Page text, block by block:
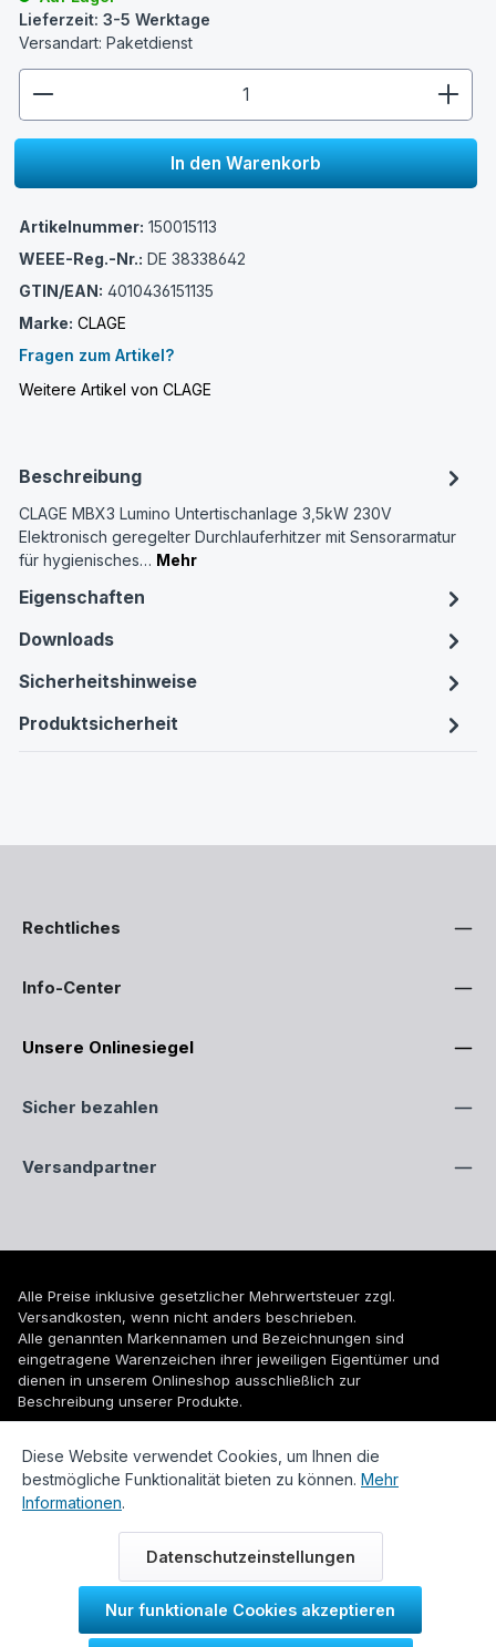
Lieferzeit: 3-5 Werktage
Versandart: Paketdienst
In den Warenkorb
Artikelnummer: 150015113
WEEE-Reg.-Nr.: DE 38338642
GTIN/EAN: 4010436151135
Marke: CLAGE
Fragen zum Artikel?
Weitere Artikel von CLAGE
Beschreibung
CLAGE MBX3 Lumino Untertischanlage 3,5kW 230V
Elektronisch geregelter Durchlauf­erhitzer mit Sensorarmatur
für hygienisches… Mehr
Eigenschaften
Downloads
Sicherheitshinweise
Produktsicherheit
Rechtliches
Info-Center
Unsere Onlinesiegel
Sicher bezahlen
Versandpartner
Alle Preise inklusive gesetzlicher Mehrwertsteuer zzgl.
Versandkosten, wenn nicht anders beschrieben.
Alle genannten Markennamen und Bezeichnungen sind
eingetragene Warenzeichen ihrer jeweiligen Eigentümer und
dienen in unserem Onlineshop ausschließlich zur
Beschreibung unserer Produkte.
© 2026 WUH24.de - Weigel und Unger Heizungs- und
Sanitärtechnik GmbH
Diese Website verwendet Cookies, um Ihnen die
bestmögliche Funktionalität bieten zu können. Mehr
Informationen.
Datenschutzeinstellungen
Nur funktionale Cookies akzeptieren
Durch IT-Recht Kanzlei